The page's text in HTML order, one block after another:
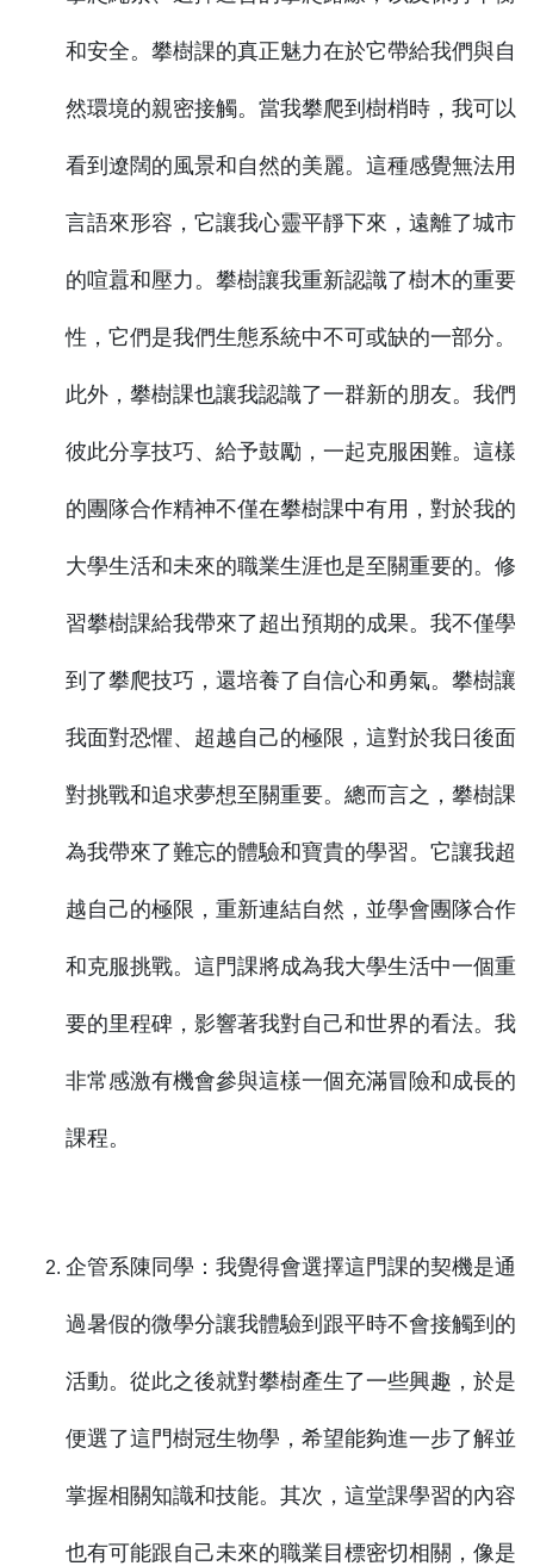
和安全。攀樹課的真正魅力在於它帶給我們與自
然環境的親密接觸。當我攀爬到樹梢時，我可以
看到遼闊的風景和自然的美麗。這種感覺無法用
言語來形容，它讓我心靈平靜下來，遠離了城市
的喧囂和壓力。攀樹讓我重新認識了樹木的重要
性，它們是我們生態系統中不可或缺的一部分。
此外，攀樹課也讓我認識了一群新的朋友。我們
彼此分享技巧、給予鼓勵，一起克服困難。這樣
的團隊合作精神不僅在攀樹課中有用，對於我的
大學生活和未來的職業生涯也是至關重要的。修
習攀樹課給我帶來了超出預期的成果。我不僅學
到了攀爬技巧，還培養了自信心和勇氣。攀樹讓
我面對恐懼、超越自己的極限，這對於我日後面
對挑戰和追求夢想至關重要。總而言之，攀樹課
為我帶來了難忘的體驗和寶貴的學習。它讓我超
越自己的極限，重新連結自然，並學會團隊合作
和克服挑戰。這門課將成為我大學生活中一個重
要的里程碑，影響著我對自己和世界的看法。我
非常感激有機會參與這樣一個充滿冒險和成長的
課程。
企管系陳同學：我覺得會選擇這門課的契機是通
過暑假的微學分讓我體驗到跟平時不會接觸到的
活動。從此之後就對攀樹產生了一些興趣，於是
便選了這門樹冠生物學，希望能夠進一步了解並
掌握相關知識和技能。其次，這堂課學習的內容
也有可能跟自己未來的職業目標密切相關，像是